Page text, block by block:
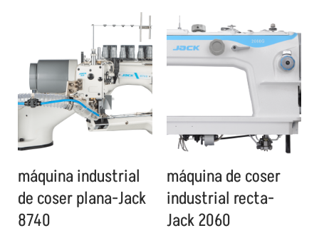
máquina industrial
de coser plana-Jack
8740
máquina de coser
industrial recta-
Jack 2060